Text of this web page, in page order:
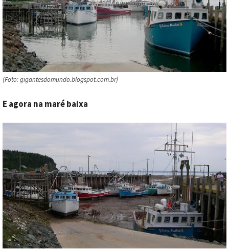
(Foto: gigantesdomundo.blogspot.com.br)
E agora na maré baixa